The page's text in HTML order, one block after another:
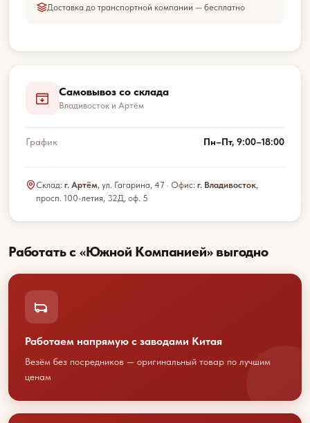
Доставка до транспортной компании — бесплатно
Самовывоз со склада
Владивосток и Артём
График Пн–Пт, 9:00–18:00
Склад: г. Артём, ул. Гагарина, 47 · Офис: г. Владивосток,
просп. 100-летия, 32Д, оф. 5
Работать с «Южной Компанией» выгодно
Работаем напрямую с заводами Китая
Везём без посредников — оригинальный товар по лучшим
ценам
сотрудничество?